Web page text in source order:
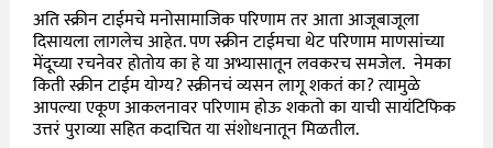
अति स्क्रीन टाईमचे मनोसामाजिक परिणाम तर आता आजूबाजूला
दिसायला लागलेच आहेत. पण स्क्रीन टाईमचा थेट परिणाम माणसांच्या
मेंदूच्या रचनेवर होतोय का हे या अभ्यासातून लवकरच समजेल. नेमका
किती स्क्रीन टाईम योग्य? स्क्रीनचं व्यसन लागू शकतं का? त्यामुळे
आपल्या एकूण आकलनावर परिणाम होऊ शकतो का याची सायंटिफिक
उत्तरं पुराव्या सहित कदाचित या संशोधनातून मिळतील.